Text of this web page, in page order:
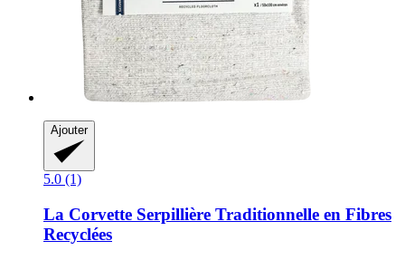
Ajouter
5.0 (1)
La Corvette Serpillière Traditionnelle en Fibres
Recyclées